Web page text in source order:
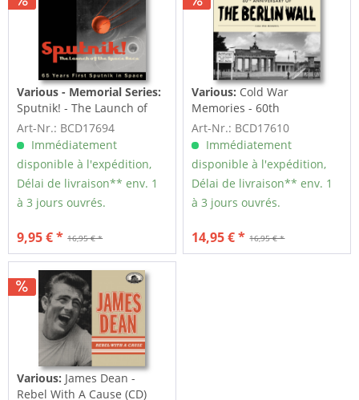
Various - Memorial Series:
Sputnik! - The Launch of
the Space Race (CD)
Art-Nr.: BCD17694
Immédiatement
disponible à l'expédition,
Délai de livraison** env. 1
à 3 jours ouvrés.
16,95 € *
9,95 € *
Various: Cold War
Memories - 60th
Anniversary Of The...
Art-Nr.: BCD17610
Immédiatement
disponible à l'expédition,
Délai de livraison** env. 1
à 3 jours ouvrés.
16,95 € *
14,95 € *
Various: James Dean -
Rebel With A Cause (CD)